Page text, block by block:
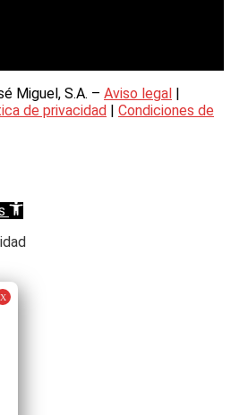
Miguel, S.A. – Aviso legal |
de privacidad | Condiciones de